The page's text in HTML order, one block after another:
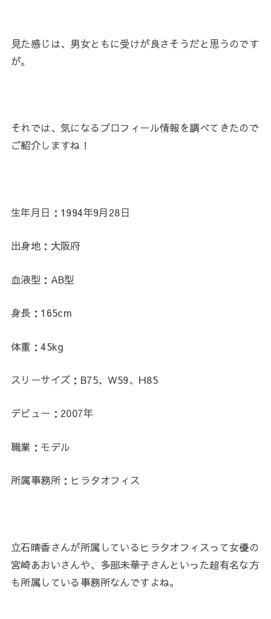
見た感じは、男女ともに受けが良さそうだと思うのです
が。
それでは、気になるプロフィール情報を調べてきたので
ご紹介しますね！
生年月日：1994年9月28日
出身地：大阪府
血液型：AB型
身長：165cm
体重：45kg
スリーサイズ：B75、W59、H85
デビュー：2007年
職業：モデル
所属事務所：ヒラタオフィス
立石晴香さんが所属しているヒラタオフィスって女優の
宮崎あおいさんや、多部未華子さんといった超有名な方
も所属している事務所なんですよね。